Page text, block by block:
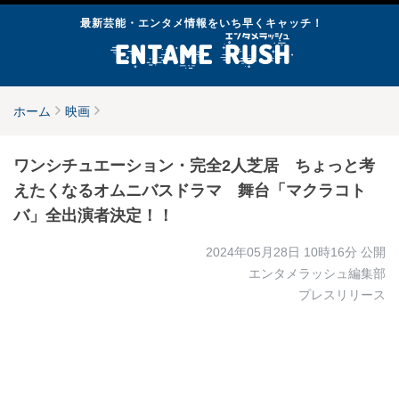
最新芸能・エンタメ情報をいち早くキャッチ！
ホーム 映画
ワンシチュエーション・完全2人芝居 ちょっと考
えたくなるオムニバスドラマ 舞台「マクラコト
バ」全出演者決定！！
2024年05月28日 10時16分 公開
エンタメラッシュ編集部
プレスリリース